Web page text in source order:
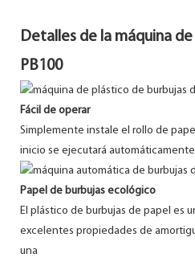
Detalles de la máquina
PB100
Fácil de operar
Simplemente instale el rollo de
inicio se ejecutará
Papel de burbujas ecológico
El plástico de burbujas de papel es
excelentes propiedades de
una